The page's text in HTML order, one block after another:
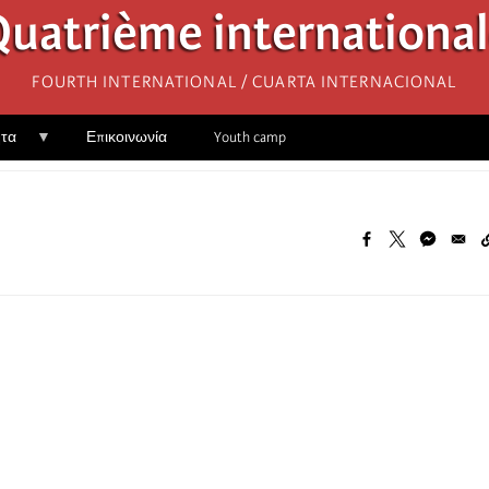
Fourth International / Cuarta Internacional
Επικοινωνία Youth camp